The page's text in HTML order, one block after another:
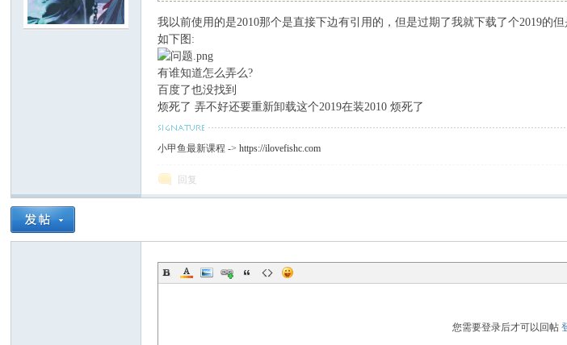
论
我以前使用的是2010那个是直接下边有引用的，但是过期了我就下载了个2019的
如下图:
有谁知道怎么弄么?
百度了也没找到
烦死了 弄不好还要重新卸载这个2019在装2010 烦死了
小甲鱼最新课程 ->https://ilovefishc.com
回复
您需要登录后才可以回帖